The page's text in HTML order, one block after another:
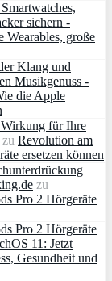
sichern -
Wearables, große
Klang und
Musikgenuss -
die Apple
Wirkung für Ihre
zu Revolution am
ersetzen können
zu
Pro 2 Hörgeräte
Pro 2 Hörgeräte
11: Jetzt
Gesundheit und